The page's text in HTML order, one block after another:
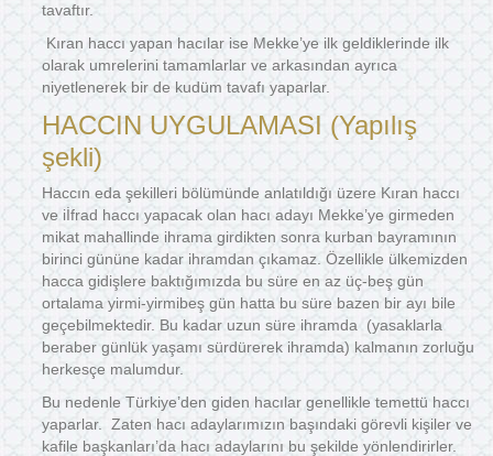
tavaftır.
Kıran haccı yapan hacılar ise Mekke’ye ilk geldiklerinde ilk
olarak umrelerini tamamlarlar ve arkasından ayrıca
niyetlenerek bir de kudüm tavafı yaparlar.
HACCIN UYGULAMASI (Yapılış
şekli)
Haccın eda şekilleri bölümünde anlatıldığı üzere Kıran haccı
ve iİfrad haccı yapacak olan hacı adayı Mekke’ye girmeden
mikat mahallinde ihrama girdikten sonra kurban bayramının
birinci gününe kadar ihramdan çıkamaz. Özellikle ülkemizden
hacca gidişlere baktığımızda bu süre en az üç-beş gün
ortalama yirmi-yirmibeş gün hatta bu süre bazen bir ayı bile
geçebilmektedir. Bu kadar uzun süre ihramda (yasaklarla
beraber günlük yaşamı sürdürerek ihramda) kalmanın zorluğu
herkesçe malumdur.
Bu nedenle Türkiye’den giden hacılar genellikle temettü haccı
yaparlar. Zaten hacı adaylarımızın başındaki görevli kişiler ve
kafile başkanları’da hacı adaylarını bu şekilde yönlendirirler.